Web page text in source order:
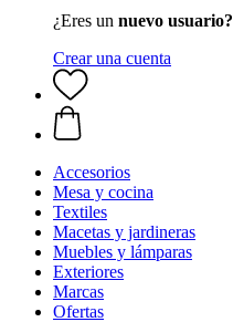
¿Eres un nuevo usuario?
Crear una cuenta
Accesorios
Mesa y cocina
Textiles
Macetas y jardineras
Muebles y lámparas
Exteriores
Marcas
Ofertas